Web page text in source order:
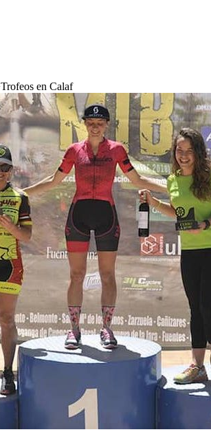
Trofeos en Calaf